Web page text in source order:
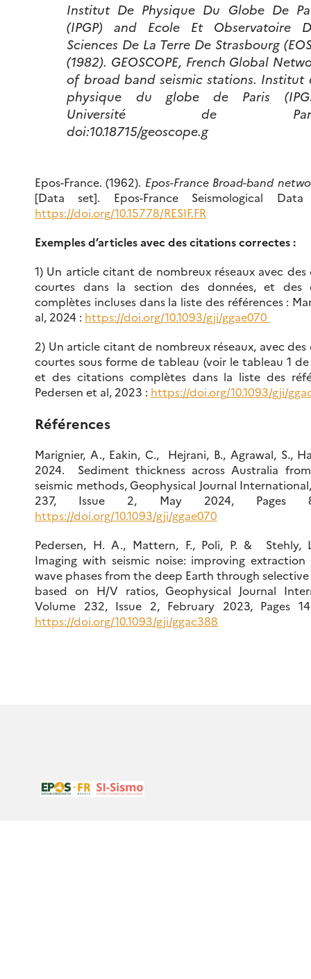
Institut De Physique Du Globe De
(IPGP) and Ecole Et Observatoire
Sciences De La Terre De Strasbourg
(1982). GEOSCOPE, French Global
of broad band seismic stations. Institut
physique du globe de Paris
Université de
doi:10.18715/geoscope.g
Epos-France. (1962). Epos-France Broad-band
[Data set]. Epos-France Seismological Data
https://doi.org/10.15778/RESIF.FR
Exemples d’articles avec des citations correctes :
1) Un article citant de nombreux réseaux avec
courtes dans la section des données, et des
complètes incluses dans la liste des références :
al, 2024 : https://doi.org/10.1093/gji/ggae070
2) Un article citant de nombreux réseaux, avec
courtes sous forme de tableau (voir le tableau 1 de
et des citations complètes dans la liste des
Pedersen et al, 2023 : https://doi.org/10.1093/gji/
Références
Marignier, A., Eakin, C., Hejrani, B., Agrawal, S.,
2024. Sediment thickness across Australia
seismic methods, Geophysical Journal
237, Issue 2, May 2024, Pages
https://doi.org/10.1093/gji/ggae070
Pedersen, H. A., Mattern, F., Poli, P. & Stehly,
Imaging with seismic noise: improving
wave phases from the deep Earth through
based on H/V ratios, Geophysical Journal
Volume 232, Issue 2, February 2023, Pages
https://doi.org/10.1093/gji/ggac388